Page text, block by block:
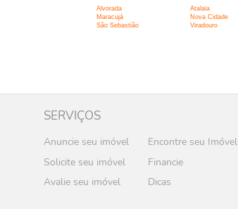
Alvorada Atalaia
Maracujá
Nova Cidade
São Sebastião
Viradouro
SERVIÇOS
Anuncie seu imóvel Encontre seu Imóvel
Solicite seu imóvel
Financie
Avalie seu imóvel
Dicas